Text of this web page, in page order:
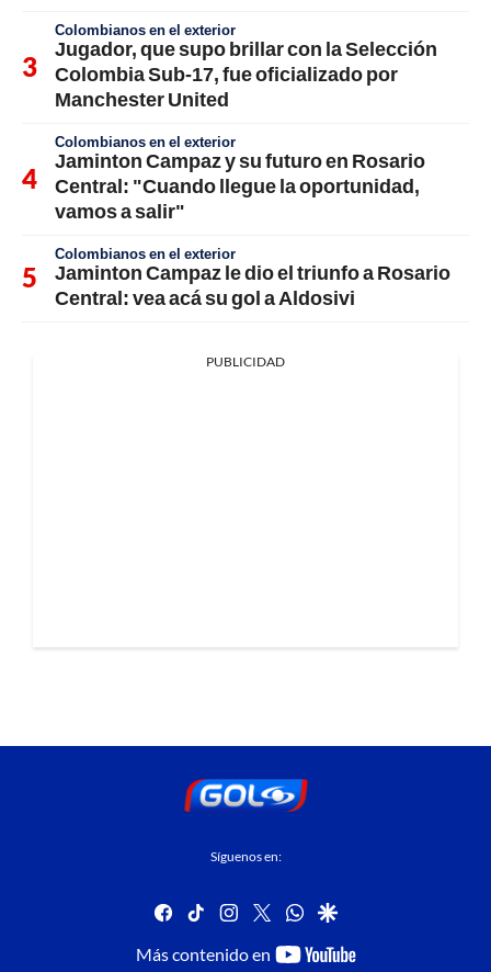
Colombianos en el exterior
Jugador, que supo brillar con la Selección
Colombia Sub-17, fue oficializado por
Manchester United
Colombianos en el exterior
Jaminton Campaz y su futuro en Rosario
Central: "Cuando llegue la oportunidad,
vamos a salir"
Colombianos en el exterior
Jaminton Campaz le dio el triunfo a Rosario
Central: vea acá su gol a Aldosivi
PUBLICIDAD
Síguenos en:
facebook
tiktok instagram
twitterwhatsapp
google
Más contenido en
youtube-